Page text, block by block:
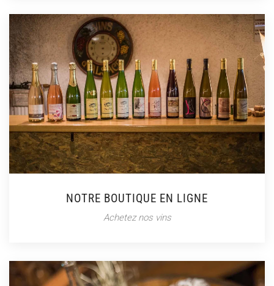
NOTRE BOUTIQUE EN LIGNE
Achetez nos vins